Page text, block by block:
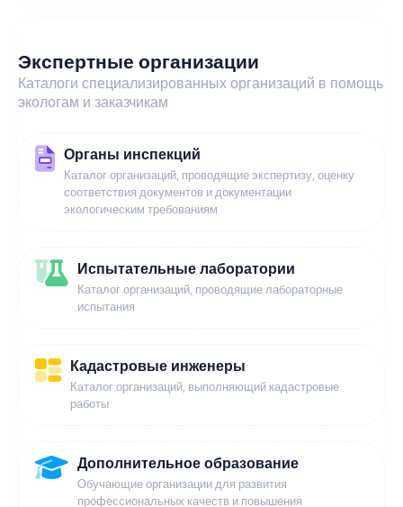
Экспертные организации
Каталоги специализированных организаций в помощь
экологам и заказчикам
Органы инспекций
Каталог организаций, проводящие экспертизу, оценку
соответствия документов и документации
экологическим требованиям
Испытательные лаборатории
Каталог организаций, проводящие лабораторные
испытания
Кадастровые инженеры
Каталог организаций, выполняющий кадастровые
работы
Дополнительное образование
Обучающие организации для развития
профессиональных качеств и повышения